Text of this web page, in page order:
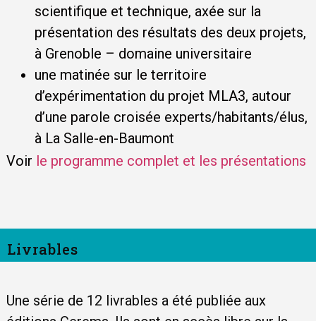
scientifique et technique, axée sur la
présentation des résultats des deux projets,
à Grenoble – domaine universitaire
une matinée sur le territoire
d’expérimentation du projet MLA3, autour
d’une parole croisée experts/habitants/élus,
à La Salle-en-Baumont
Voir le programme complet et les présentations
Livrables
Une série de 12 livrables a été publiée aux